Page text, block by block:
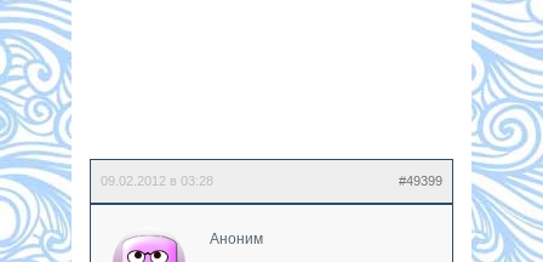
09.02.2012 в 03:28 #49399
Аноним